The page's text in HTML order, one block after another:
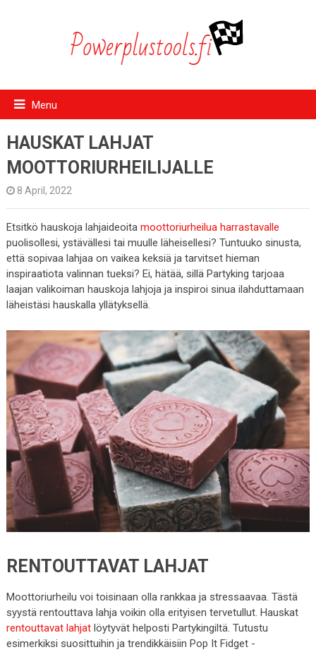
Menu
HAUSKAT LAHJAT
MOOTTORIURHEILIJALLE
8 April, 2022
Etsitkö hauskoja lahjaideoita moottoriurheilua harrastavalle
puolisollesi, ystävällesi tai muulle läheisellesi? Tuntuuko sinusta,
että sopivaa lahjaa on vaikea keksiä ja tarvitset hieman
inspiraatiota valinnan tueksi? Ei, hätää, sillä Partyking tarjoaa
laajan valikoiman hauskoja lahjoja ja inspiroi sinua ilahduttamaan
läheistäsi hauskalla yllätyksellä.
RENTOUTTAVAT LAHJAT
Moottoriurheilu voi toisinaan olla rankkaa ja stressaavaa. Tästä
syystä rentouttava lahja voikin olla erityisen tervetullut. Hauskat
rentouttavat lahjatlöytyvät helposti Partykingiltä. Tutustu
esimerkiksi suosittuihin ja trendikkäisiin Pop It Fidget -